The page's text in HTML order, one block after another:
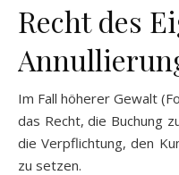
Recht des
Im Fall höherer Gewalt
das Recht, die Buchung
die Verpflichtung, den
zu setzen.